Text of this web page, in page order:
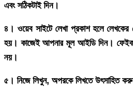
এবং সঠিকটাই দিন।
৪। ওয়েব সাইটে লেখা প্রকাশ হলে
হয়। কাজেই আপনার মূল আইডি দিন। ফেইক
নয়।
৫। নিজে লিখুন, অপরকে লিখতে উৎসাহিত